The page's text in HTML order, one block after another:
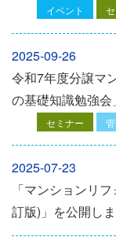
イベント
2025-09-26
令和7年度分譲マ
の基礎知識勉強会
セミナー
2025-07-23
「マンションリ
訂版)」を公開し